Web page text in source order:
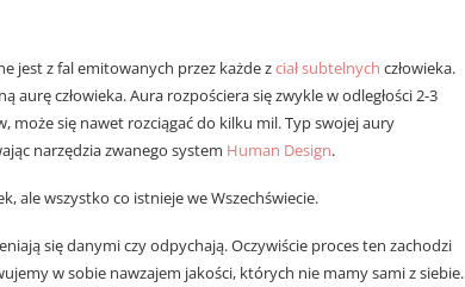
jest z fal emitowanych przez każde zciał subtelnych człowieka.
aurę człowieka. Aura rozpościera się zwykle w odległości 2-3
się nawet rozciągać do kilku mil. Typ swojej aury
narzędzia zwanego system Human Design.
ale wszystko co istnieje we Wszechświecie.
się danymi czy odpychają. Oczywiście proces ten zachodzi
w sobie nawzajem jakości, których nie mamy sami z siebie.